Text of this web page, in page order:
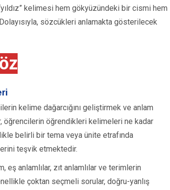
kelimesi hem gökyüzündeki bir cismi hem
sözcükleri anlamakta gösterilecek
kelime dağarcığını geliştirmek ve anlam
öğrencilerin öğrendikleri kelimeleri ne kadar
belirli bir tema veya ünite etrafında
teşvik etmektedir.
anlamlılar, zıt anlamlılar ve terimlerin
çoktan seçmeli sorular, doğru-yanlış